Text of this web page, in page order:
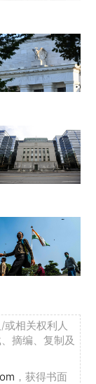
相关权利人
摘编、复制及
，获得书面